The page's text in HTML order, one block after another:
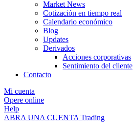
Market News
Cotización en tiempo real
Calendario económico
Blog
Updates
Derivados
Acciones corporativas
Sentimiento del cliente
Contacto
Mi cuenta
Opere online
Help
ABRA UNA CUENTA Trading